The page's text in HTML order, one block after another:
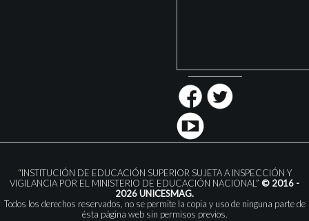
“INSTITUCIÓN DE EDUCACIÓN SUPERIOR SUJETA A INSPECCIÓN Y
VIGILANCIA POR EL MINISTERIO DE EDUCACIÓN NACIONAL” © 2016 -
2026 UNICESMAG.
Todos los derechos reservados, no se permite la copia y uso de ninguna parte de
ésta página web sin permisos previos.